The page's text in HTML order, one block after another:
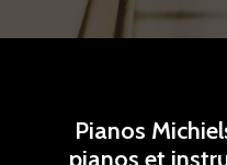
Pianos
pianos et